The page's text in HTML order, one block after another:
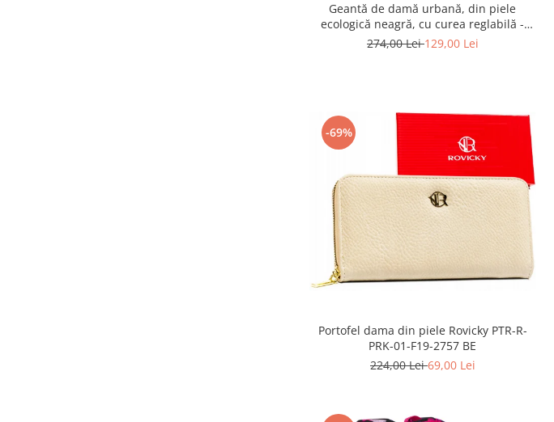
Geantă de damă urbană, din piele
ecologică neagră, cu curea reglabilă -
Peterson PTR-PTN JK6-06-6642
274,00 Lei129,00 Lei
-69%
Portofel dama din piele Rovicky PTR-R-
PRK-01-F19-2757 BE
224,00 Lei69,00 Lei